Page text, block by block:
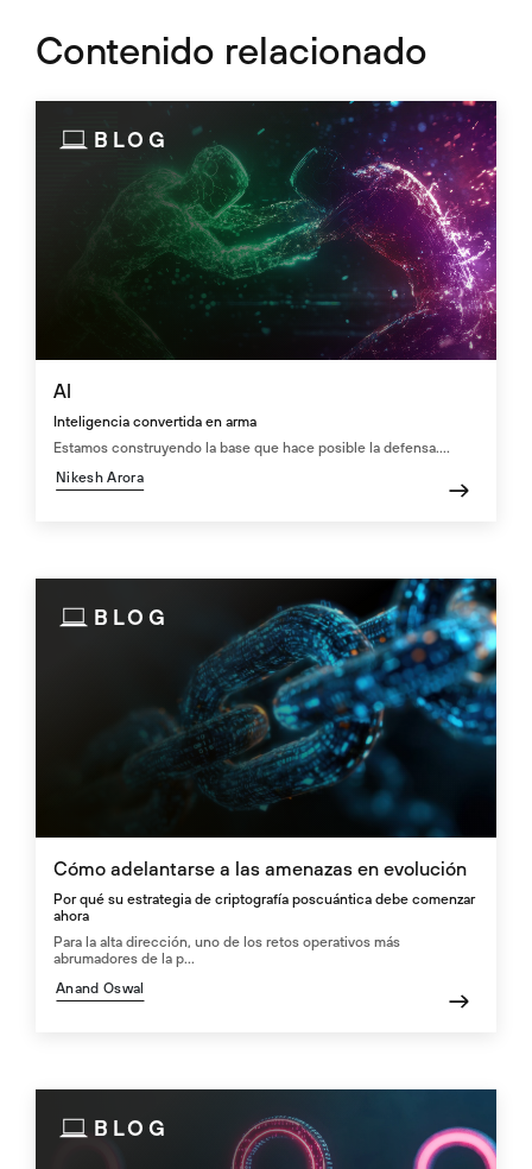
Contenido relacionado
BLOG
AI
Inteligencia convertida en arma
Estamos construyendo la base que hace posible la defensa....
Nikesh Arora
BLOG
Cómo adelantarse a las amenazas en evolución
Por qué su estrategia de criptografía poscuántica debe comenzar
ahora
Para la alta dirección, uno de los retos operativos más
abrumadores de la p...
Anand Oswal
BLOG